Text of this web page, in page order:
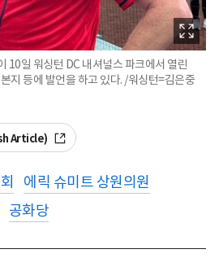
10일 워싱턴 DC 내셔널스 파크에서 열린
지 등에 발언을 하고 있다. /워싱턴=김은중
Article)
에릭 슈미트 상원의원
공화당